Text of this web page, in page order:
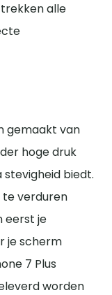
alle
gemaakt van
hoge druk
biedt.
verduren
eerst je
je scherm
7 Plus
worden